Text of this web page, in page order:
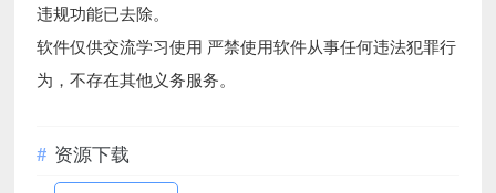
违规功能已去除。
软件仅供交流学习使用 严禁使用软件从事任何违法犯罪行
为，不存在其他义务服务。
资源下载